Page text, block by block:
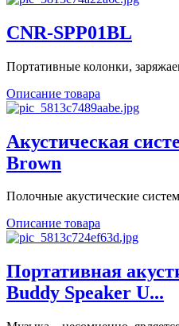
CNR-SPP01BL
Портативные колонки,
Описание товара
Акустическая
Brown
Полочные акустические
Описание товара
Портативная
Buddy Speaker U...